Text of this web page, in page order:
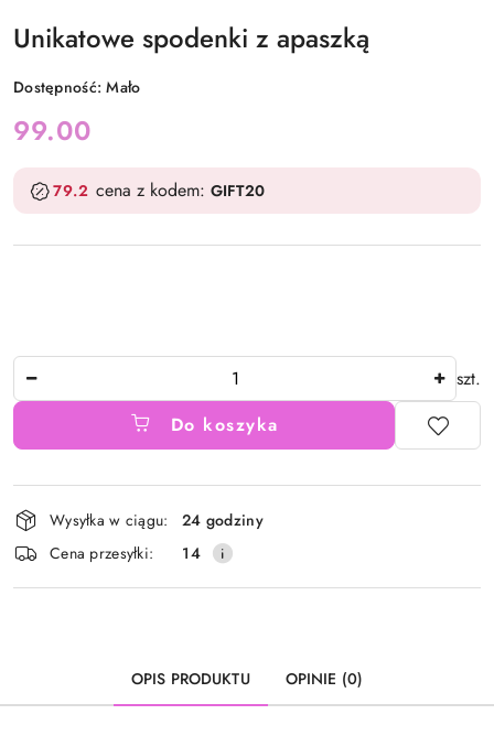
Unikatowe spodenki z apaszką
Dostępność:Mało
cena:
99.00
79.2 cena z kodem: GIFT20
szt.
Do koszyka
Dostępność
i
dostawa
Wysyłka w ciągu:
24 godziny
Cena przesyłki:
14
OPIS PRODUKTU OPINIE (0)